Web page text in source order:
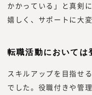
かかっている」と真剣
嬉しく、サポートに大
転職活動においては
スキルアップを目指せ
でした。役職付きや管